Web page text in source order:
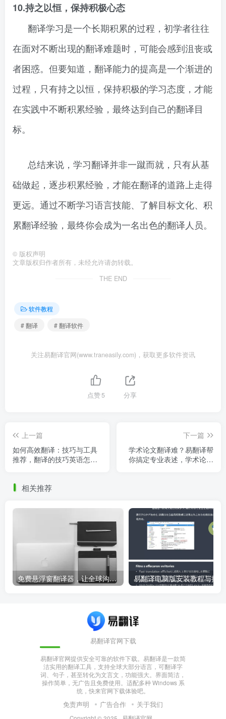
10.持之以恒，保持积极心态
翻译学习是一个长期积累的过程，初学者往往
在面对不断出现的翻译难题时，可能会感到沮丧或
者困惑。但要知道，翻译能力的提高是一个渐进的
过程，只有持之以恒，保持积极的学习态度，才能
在实践中不断积累经验，最终达到自己的翻译目
标。
总结来说，学习翻译并非一蹴而就，只有从基
础做起，逐步积累经验，才能在翻译的道路上走得
更远。通过不断学习语言技能、了解目标文化、积
累翻译经验，最终你会成为一名出色的翻译人员。
© 版权声明
文章版权归作者所有，未经允许请勿转载。
THE END
软件教程
# 翻译
# 翻译软件
关注易翻译官网(www.traneasily.com)，获取更多软件资讯
点赞5 分享
上一篇
如何高效翻译：技巧与工具
推荐，翻译的技巧英语怎么
下一篇
学术论文翻译难？易翻译帮
你搞定专业表述，学术论文
相关推荐
免费悬浮窗翻译器，让全球沟通无障碍！
易翻译官网下载
易翻译官网提供安全可靠的软件下载。易翻译是一款简
洁实用的翻译工具，支持全球大部分语言，可翻译字
词、句子，甚至转化为文言文，功能强大。界面简洁，
操作简单，无广告且免费使用。适配多种 Windows 系
统，快来官网下载体验吧。
免责声明 广告合作 关于我们